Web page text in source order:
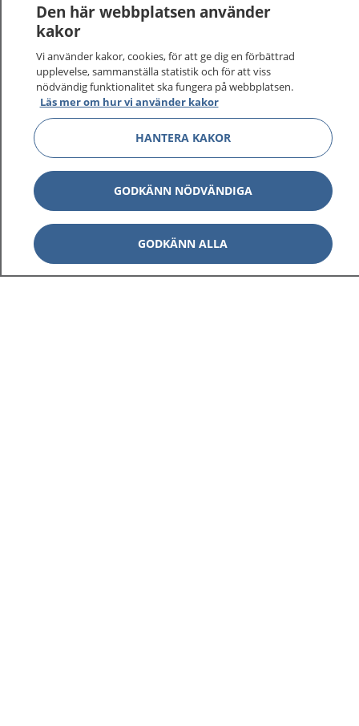
Den här webbplatsen använder
kakor
Vi använder kakor, cookies, för att ge dig en förbättrad
upplevelse, sammanställa statistik och för att viss
nödvändig funktionalitet ska fungera på webbplatsen.
Läs mer om hur vi använder kakor
HANTERA KAKOR
GODKÄNN NÖDVÄNDIGA
GODKÄNN ALLA